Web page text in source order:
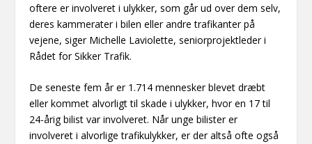
oftere er involveret i ulykker, som går ud over dem selv,
deres kammerater i bilen eller andre trafikanter på
vejene, siger Michelle Laviolette, seniorprojektleder i
Rådet for Sikker Trafik.
De seneste fem år er 1.714 mennesker blevet dræbt
eller kommet alvorligt til skade i ulykker, hvor en 17 til
24-årig bilist var involveret. Når unge bilister er
involveret i alvorlige trafikulykker, er der altså ofte også